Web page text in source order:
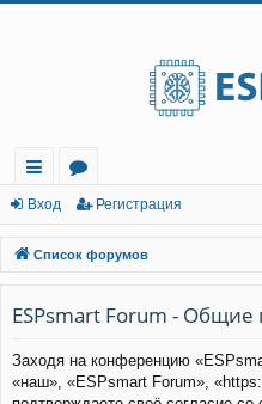
с
ы
лк
и
о
ру
м
ы
Вход Регистрация
Список форумов
ESPsmart Forum - Общие
Заходя на конференцию
«наш», «ESPsmart Forum»,